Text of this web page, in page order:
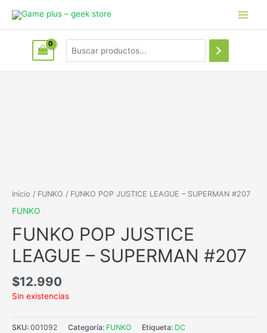
Inicio / FUNKO / FUNKO POP JUSTICE LEAGUE – SUPERMAN #207
FUNKO
FUNKO POP JUSTICE
LEAGUE – SUPERMAN #207
$12.990
Sin existencias
SKU: 001092 Categoría: FUNKO Etiqueta: DC